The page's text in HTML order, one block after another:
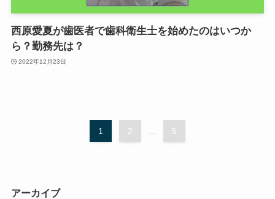
西原愛夏が歯医者で歯科衛生士を始めたのはいつか
ら？勤務先は？
2022年12月23日
1 2 ... 5
アーカイブ